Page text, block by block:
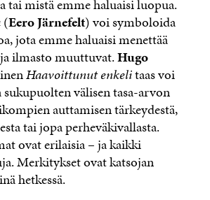
tai mistä emme haluaisi luopua.
(Eero Järnefelt) voi symboloida
jota emme haluaisi menettää
ilmasto muuttuvat.Hugo
Haavoittunut enkelitaas voi
välisen tasa-arvon
auttamisen tärkeydestä,
tai jopa perheväkivallasta.
ovat erilaisia – ja kaikki
Merkitykset ovat katsojan
hetkessä.